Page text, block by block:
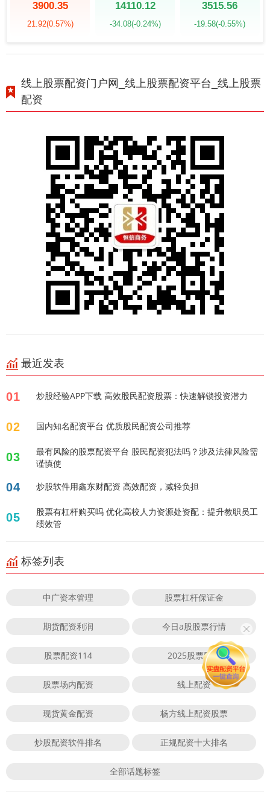
3900.35
21.92(0.57%)
14110.12
-34.08(-0.24%)
3515.56
-19.58(-0.55%)
线上股票配资门户网_线上股票配资平台_线上股票
配资
最近发表
01 炒股经验APP下载 高效股民配资股票：快速解锁投资潜力
02 国内知名配资平台 优质股民配资公司推荐
03
最有风险的股票配资平台 股民配资犯法吗？涉及法律风险需
谨慎使
04 炒股软件用鑫东财配资 高效配资，减轻负担
05
股票有杠杆购买吗 优化高校人力资源处资配：提升教职员工
绩效管
标签列表
中广资本管理 股票杠杆保证金
期货配资利润 今日a股股票行情
股票配资114 2025股票配资
股票场内配资 线上配资
现货黄金配资 杨方线上配资股票
炒股配资软件排名 正规配资十大排名
全部话题标签